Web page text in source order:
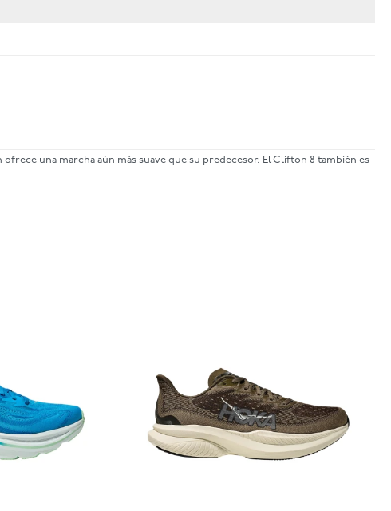
una marcha aún más suave que su predecesor. El Clifton 8 también es